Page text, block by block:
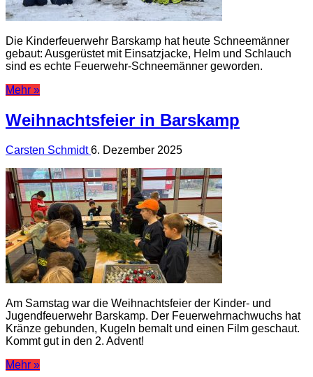
Die Kinderfeuerwehr Barskamp hat heute Schneemänner
gebaut: Ausgerüstet mit Einsatzjacke, Helm und Schlauch
sind es echte Feuerwehr-Schneemänner geworden.
Mehr »
Weihnachtsfeier in Barskamp
Carsten Schmidt6. Dezember 2025
Am Samstag war die Weihnachtsfeier der Kinder- und
Jugendfeuerwehr Barskamp. Der Feuerwehrnachwuchs hat
Kränze gebunden, Kugeln bemalt und einen Film geschaut.
Kommt gut in den 2. Advent!
Mehr »